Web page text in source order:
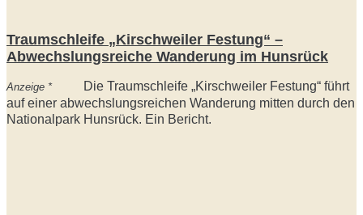
Traumschleife „Kirschweiler Festung“ –
Abwechslungsreiche Wanderung im Hunsrück
Anzeige *
Die Traumschleife „Kirschweiler Festung“ führt
auf einer abwechslungsreichen Wanderung mitten durch den
Nationalpark Hunsrück. Ein Bericht.